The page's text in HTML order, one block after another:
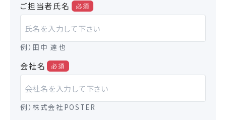
ご担当者氏名 必須
例）田中 達也
会社名 必須
例）株式会社POSTER